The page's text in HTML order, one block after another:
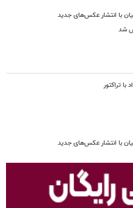
با انتشار عکس‌های جدید
شد
تراکتور
با انتشار عکس‌های جدید